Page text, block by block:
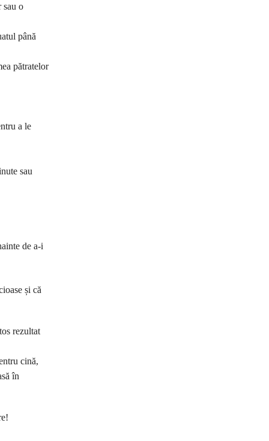
sau o
până
pătratelor
a le
sau
de a-i
și că
rezultat
cină,
în